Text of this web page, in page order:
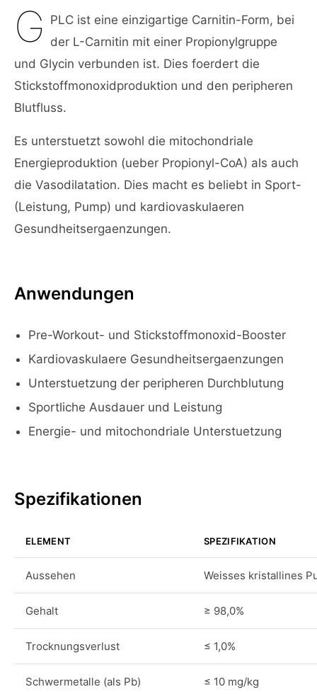
G PLC ist eine einzigartige Carnitin-Form, bei
der L-Carnitin mit einer Propionylgruppe
und Glycin verbunden ist. Dies foerdert die
Stickstoffmonoxidproduktion und den peripheren
Blutfluss.
Es unterstuetzt sowohl die mitochondriale
Energieproduktion (ueber Propionyl-CoA) als auch
die Vasodilatation. Dies macht es beliebt in Sport-
(Leistung, Pump) und kardiovaskulaeren
Gesundheitsergaenzungen.
Anwendungen
Pre-Workout- und Stickstoffmonoxid-Booster
Kardiovaskulaere Gesundheitsergaenzungen
Unterstuetzung der peripheren Durchblutung
Sportliche Ausdauer und Leistung
Energie- und mitochondriale Unterstuetzung
Spezifikationen
ELEMENT SPEZIFIKATION
Aussehen Weisses kristallines
Gehalt ≥ 98,0%
Trocknungsverlust ≤ 1,0%
Schwermetalle (als Pb) ≤ 10 mg/kg